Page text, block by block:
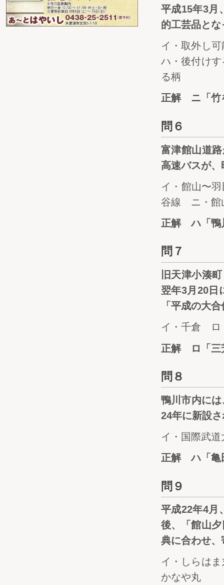
平成15年3月
的工芸品と
イ・取外し
ハ・後付け
る柄
正解 ニ「竹
問６
富津館山道
高速バスが
イ・館山〜
谷線 ニ・館
正解 ハ「鴨
問７
旧天津小湊
翌年3月20日
「平成の大
イ・千倉
正解 ロ「三
問８
鴨川市内に
24年に新設
イ・国際武
正解 ハ「亀
問９
平成22年4月
後、「館山
典に合わせ
イ・しらは
かなや丸